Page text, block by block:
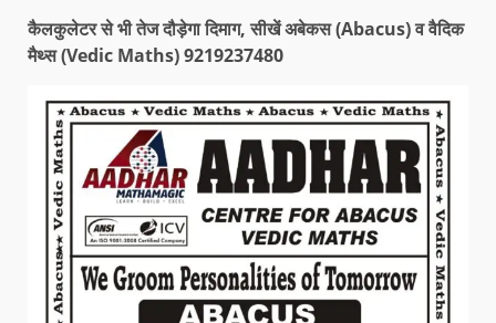
कैलकुलेटर से भी तेज दौड़ेगा दिमाग, सीखें अबेकस (Abacus) व वैदिक
मैथ्स (Vedic Maths) 9219237480